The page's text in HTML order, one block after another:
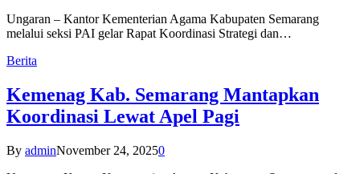
Ungaran – Kantor Kementerian Agama Kabupaten Semarang
melalui seksi PAI gelar Rapat Koordinasi Strategi dan…
Berita
Kemenag Kab. Semarang Mantapkan
Koordinasi Lewat Apel Pagi
By adminNovember 24, 20250